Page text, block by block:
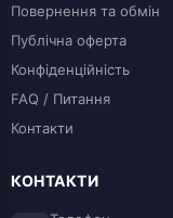
Повернення та обмін
Публічна оферта
Конфіденційність
FAQ / Питання
Контакти
КОНТАКТИ